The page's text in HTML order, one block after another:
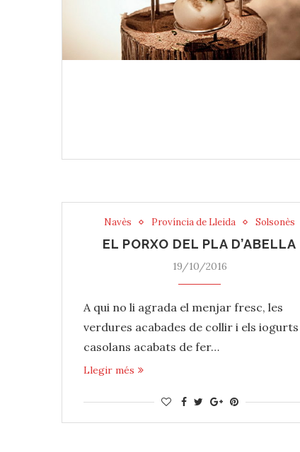
Navès Província de Lleida Solsonès
EL PORXO DEL PLA D’ABELLA
19/10/2016
A qui no li agrada el menjar fresc, les
verdures acabades de collir i els iogurts
casolans acabats de fer…
Llegir més